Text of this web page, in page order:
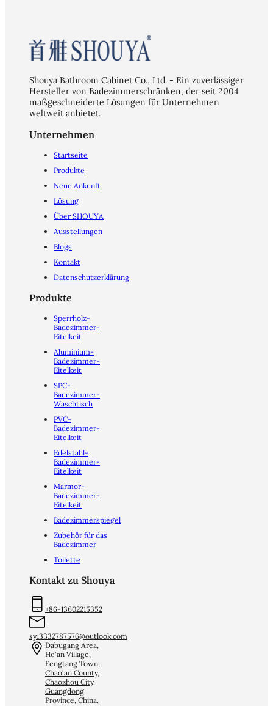
Shouya Bathroom Cabinet Co., Ltd. - Ein zuverlässiger
Hersteller von Badezimmerschränken, der seit 2004
maßgeschneiderte Lösungen für Unternehmen
weltweit anbietet.
Unternehmen
Startseite
Produkte
Neue Ankunft
Lösung
Über SHOUYA
Ausstellungen
Blogs
Kontakt
Datenschutzerklärung
Produkte
Sperrholz-
Badezimmer-
Eitelkeit
Aluminium-
Badezimmer-
Eitelkeit
SPC-
Badezimmer-
Waschtisch
PVC-
Badezimmer-
Eitelkeit
Edelstahl-
Badezimmer-
Eitelkeit
Marmor-
Badezimmer-
Eitelkeit
Badezimmerspiegel
Zubehör für das
Badezimmer
Toilette
Kontakt zu Shouya
+86-13602215352
sy13332787576@outlook.com
Dabugang Area,
He'an Village,
Fengtang Town,
Chao'an County,
Chaozhou City,
Guangdong
Province, China.